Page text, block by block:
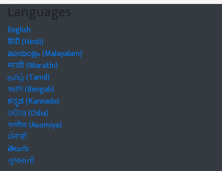
Languages
English
हिंदी (Hindi)
മലയാളം (Malayalam)
मराठी (Marathi)
தமிழ் (Tamil)
বাঙালি (Bengali)
ಕನ್ನಡ (Kannada)
ଓଡିଆ (Odia)
অসমীয়া (Asomiya)
ਪੰਜਾਬੀ
తెలుగు
ગુજરાતી